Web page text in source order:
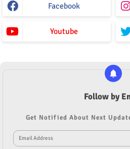
Facebook
Youtube
Follow by
Get Notified About Next